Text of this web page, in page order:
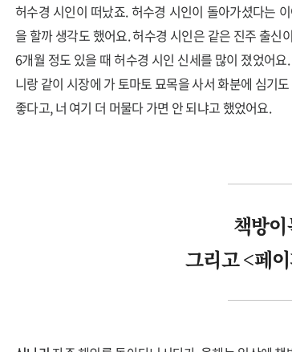
허수경 시인이 떠났죠. 허수경 시인이 돌아가셨다는
을 할까 생각도 했어요. 허수경 시인은 같은 진주 출신
6개월 정도 있을 때 허수경 시인 신세를 많이 졌었어
니랑 같이 시장에 가 토마토 묘목을 사서 화분에 심기
좋다고, 너 여기 더 머물다 가면 안 되냐고 했었어요.
책방
그리고 <페